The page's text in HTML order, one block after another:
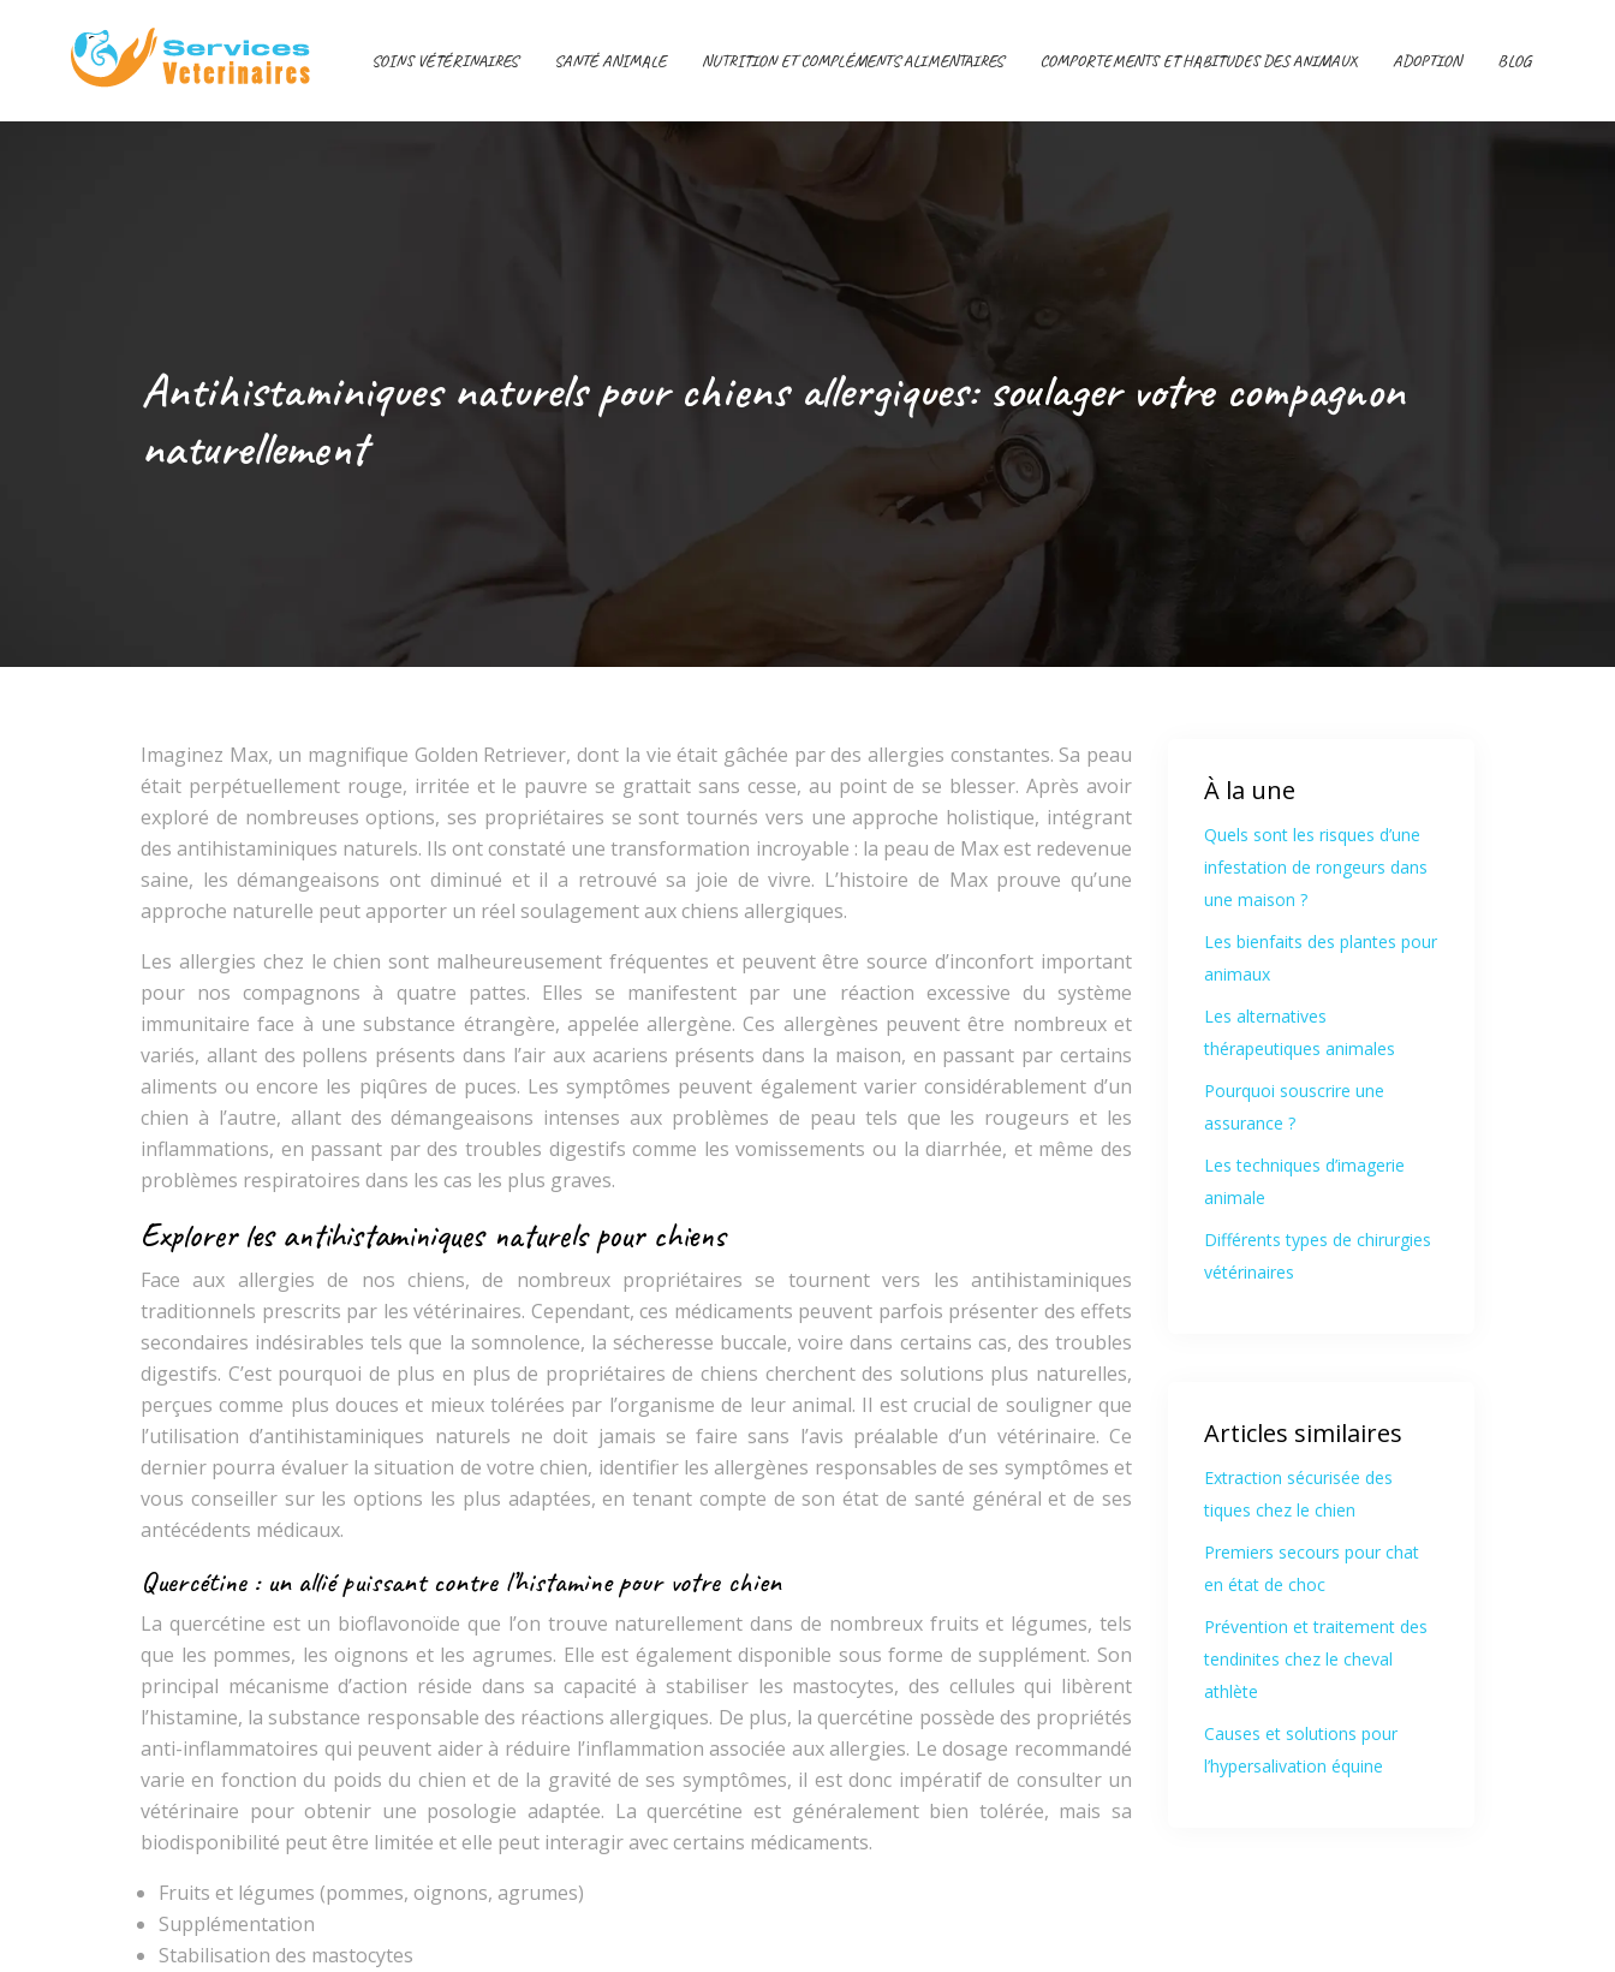
SOINS VÉTÉRINAIRES SANTÉ ANIMALE NUTRITION ET COMPLÉMENTS ALIMENTAIRES COMPORTEMENTS ET HABITUDES DES ANIMAUX ADOPTION BLOG
Antihistaminiques naturels pour chiens allergiques: soulager votre compagnon
naturellement
Imaginez Max, un magnifique Golden Retriever, dont la vie était gâchée par des allergies constantes. Sa peau
était perpétuellement rouge, irritée et le pauvre se grattait sans cesse, au point de se blesser. Après avoir
exploré de nombreuses options, ses propriétaires se sont tournés vers une approche holistique, intégrant
des antihistaminiques naturels. Ils ont constaté une transformation incroyable : la peau de Max est redevenue
saine, les démangeaisons ont diminué et il a retrouvé sa joie de vivre. L’histoire de Max prouve qu’une
approche naturelle peut apporter un réel soulagement aux chiens allergiques.
Les allergies chez le chien sont malheureusement fréquentes et peuvent être source d’inconfort important
pour nos compagnons à quatre pattes. Elles se manifestent par une réaction excessive du système
immunitaire face à une substance étrangère, appelée allergène. Ces allergènes peuvent être nombreux et
variés, allant des pollens présents dans l’air aux acariens présents dans la maison, en passant par certains
aliments ou encore les piqûres de puces. Les symptômes peuvent également varier considérablement d’un
chien à l’autre, allant des démangeaisons intenses aux problèmes de peau tels que les rougeurs et les
inflammations, en passant par des troubles digestifs comme les vomissements ou la diarrhée, et même des
problèmes respiratoires dans les cas les plus graves.
Explorer les antihistaminiques naturels pour chiens
Face aux allergies de nos chiens, de nombreux propriétaires se tournent vers les antihistaminiques
traditionnels prescrits par les vétérinaires. Cependant, ces médicaments peuvent parfois présenter des effets
secondaires indésirables tels que la somnolence, la sécheresse buccale, voire dans certains cas, des troubles
digestifs. C’est pourquoi de plus en plus de propriétaires de chiens cherchent des solutions plus naturelles,
perçues comme plus douces et mieux tolérées par l’organisme de leur animal. Il est crucial de souligner que
l’utilisation d’antihistaminiques naturels ne doit jamais se faire sans l’avis préalable d’un vétérinaire. Ce
dernier pourra évaluer la situation de votre chien, identifier les allergènes responsables de ses symptômes et
vous conseiller sur les options les plus adaptées, en tenant compte de son état de santé général et de ses
antécédents médicaux.
Quercétine : un allié puissant contre l’histamine pour votre chien
La quercétine est un bioflavonoïde que l’on trouve naturellement dans de nombreux fruits et légumes, tels
que les pommes, les oignons et les agrumes. Elle est également disponible sous forme de supplément. Son
principal mécanisme d’action réside dans sa capacité à stabiliser les mastocytes, des cellules qui libèrent
l’histamine, la substance responsable des réactions allergiques. De plus, la quercétine possède des propriétés
anti-inflammatoires qui peuvent aider à réduire l’inflammation associée aux allergies. Le dosage recommandé
varie en fonction du poids du chien et de la gravité de ses symptômes, il est donc impératif de consulter un
vétérinaire pour obtenir une posologie adaptée. La quercétine est généralement bien tolérée, mais sa
biodisponibilité peut être limitée et elle peut interagir avec certains médicaments.
Fruits et légumes (pommes, oignons, agrumes)
Supplémentation
Stabilisation des mastocytes
À la une
Quels sont les risques d’une
infestation de rongeurs dans
une maison ?
Les bienfaits des plantes pour
animaux
Les alternatives
thérapeutiques animales
Pourquoi souscrire une
assurance ?
Les techniques d’imagerie
animale
Différents types de chirurgies
vétérinaires
Articles similaires
Extraction sécurisée des
tiques chez le chien
Premiers secours pour chat
en état de choc
Prévention et traitement des
tendinites chez le cheval
athlète
Causes et solutions pour
l’hypersalivation équine